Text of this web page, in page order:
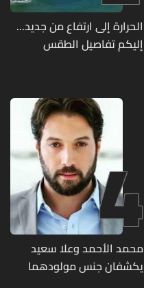
الحرارة إلى ارتفاع من جديد...
إليكم تفاصيل الطقس
4
محمد الأحمد وعلا سعيد
يكشفان جنس مولودهما